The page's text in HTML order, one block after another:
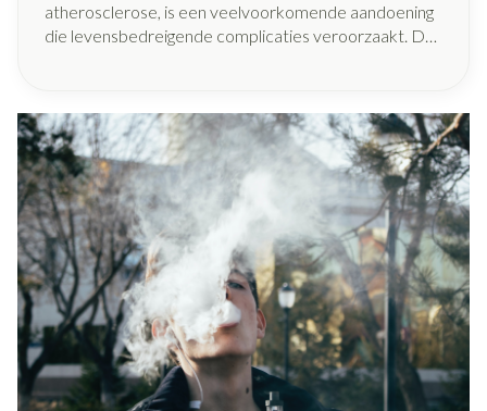
atherosclerose, is een veelvoorkomende aandoening
die levensbedreigende complicaties veroorzaakt. De
meer kans op een hartinfarct of beroerte. Met 15
miljoen doden is het één van de belangrijkste
doodsoorzaken in de wereld.